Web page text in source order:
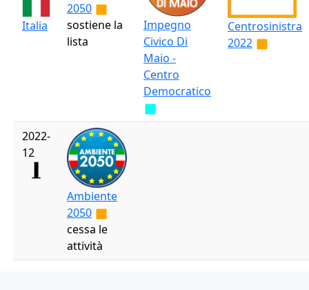
Italia
2050
sostiene la
lista
Impegno
Civico Di
Maio -
Centro
Democratico
Centrosinistra
2022
2022-
12
Ambiente
2050
cessa le
attività